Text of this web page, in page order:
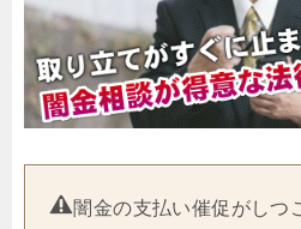
闇金の支払い催促がしつ